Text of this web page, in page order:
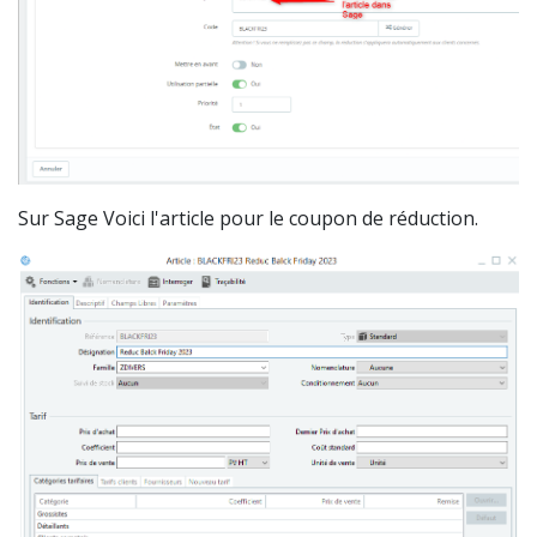
Sur Sage Voici l'article pour le coupon de réduction.